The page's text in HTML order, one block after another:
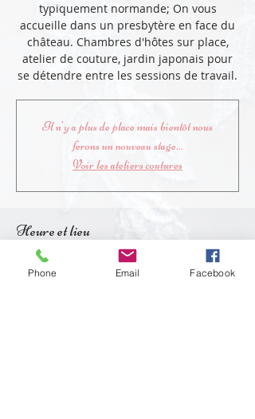
typiquement normande; On vous
accueille dans un presbytère en face du
château. Chambres d'hôtes sur place,
atelier de couture, jardin japonais pour
se détendre entre les sessions de travail.
Il n'y a plus de place mais bientôt nous
ferons un nouveau stage...
Voir les ateliers coutures
Heure et lieu
07 juil. 2021, 10:00 – 11 juil. 2021, 18:00
La Vespière-Friardel, L'Église, 14290 La
Phone Email Facebook